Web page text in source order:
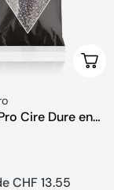
Cire Dure en
CHF 13.55